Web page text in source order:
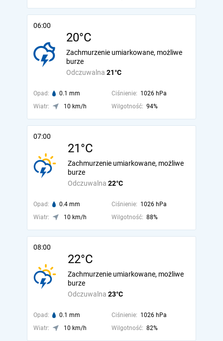
06:00
20°C
Odczuwalna 21°C
Zachmurzenie umiarkowane, możliwe
burze
Opad: 0.1 mm Ciśnienie: 1026 hPa
Wiatr:
10 km/h Wilgotność: 94%
07:00
21°C
Odczuwalna 22°C
Zachmurzenie umiarkowane, możliwe
burze
Opad: 0.4 mm Ciśnienie: 1026 hPa
Wiatr:
10 km/h Wilgotność: 88%
08:00
22°C
Odczuwalna 23°C
Zachmurzenie umiarkowane, możliwe
burze
Opad: 0.1 mm Ciśnienie: 1026 hPa
Wiatr:
10 km/h Wilgotność: 82%